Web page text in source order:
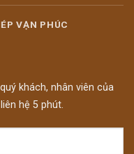
VẠN PHÚC
khách, nhân viên của
hệ 5 phút.